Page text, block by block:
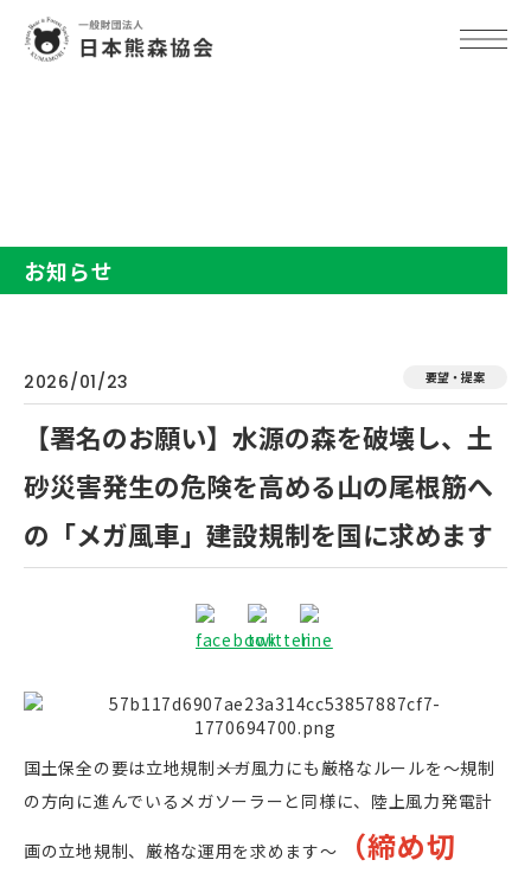
お知らせ
2026/01/23 要望・提案
【署名のお願い】水源の森を破壊し、土
砂災害発生の危険を高める山の尾根筋へ
の「メガ風車」建設規制を国に求めます
国土保全の要は立地規制――メガ風力にも厳格なルールを～規制
の方向に進んでいるメガソーラーと同様に、陸上風力発電計
画の立地規制、厳格な運用を求めます～
（締め切